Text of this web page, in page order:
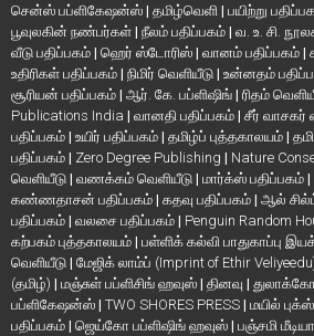
சென்ஸ் பப்ளிகேஷன்ஸ் | தமிழ்வெளி | பயிற்று
பூவுலகின் நண்பர்கள் | நீலம் பதிப்பகம் | வ. உ. சி.
வீடு பதிப்பகம் | ஹெர் ஸ்டோரிஸ் | வானம் பதிப்பகம் |
உதிரிகள் பதிப்பகம் | நிமிர் வெளியீடு | உன்னதம்
சூரியன் பதிப்பகம் | ஆர். கே. பப்ளிஷிங் | ரிதம்
Publications India | வானதி பதிப்பகம் | சீர் வாசகர்
பதிப்பகம் | உயிர் பதிப்பகம் | தமிழ்ப் புத்தகாலயம் |
பதிப்பகம் | Zero Degree Publishing | Nature
வெளியீடு | வணக்கம் வெளியீடு | மார்க்ஸ் பதிப்பகம் |
கண்ணதாசன் பதிப்பகம் | கதவு பதிப்பகம் | ஆல்
பதிப்பகம் | வலசை பதிப்பகம் | Penguin Random
கற்பகம் புத்தகாலயம் | பள்ளிக் கல்வி பாதுகாப்பு
வெளியீடு | மேஜிக் லாம்ப் (Imprint of Ethir
(தமிழ்) | மஞ்சுள் பப்ளிசிங் ஹவுஸ் | தினவு |
பப்ளிகேஷன்ஸ் | TWO SHORES PRESS | மயில் புக்ஸ்
பதிப்பகம் | ஜெய்கோ பப்ளிஷிங் ஹவுஸ் | பஞ்சமி